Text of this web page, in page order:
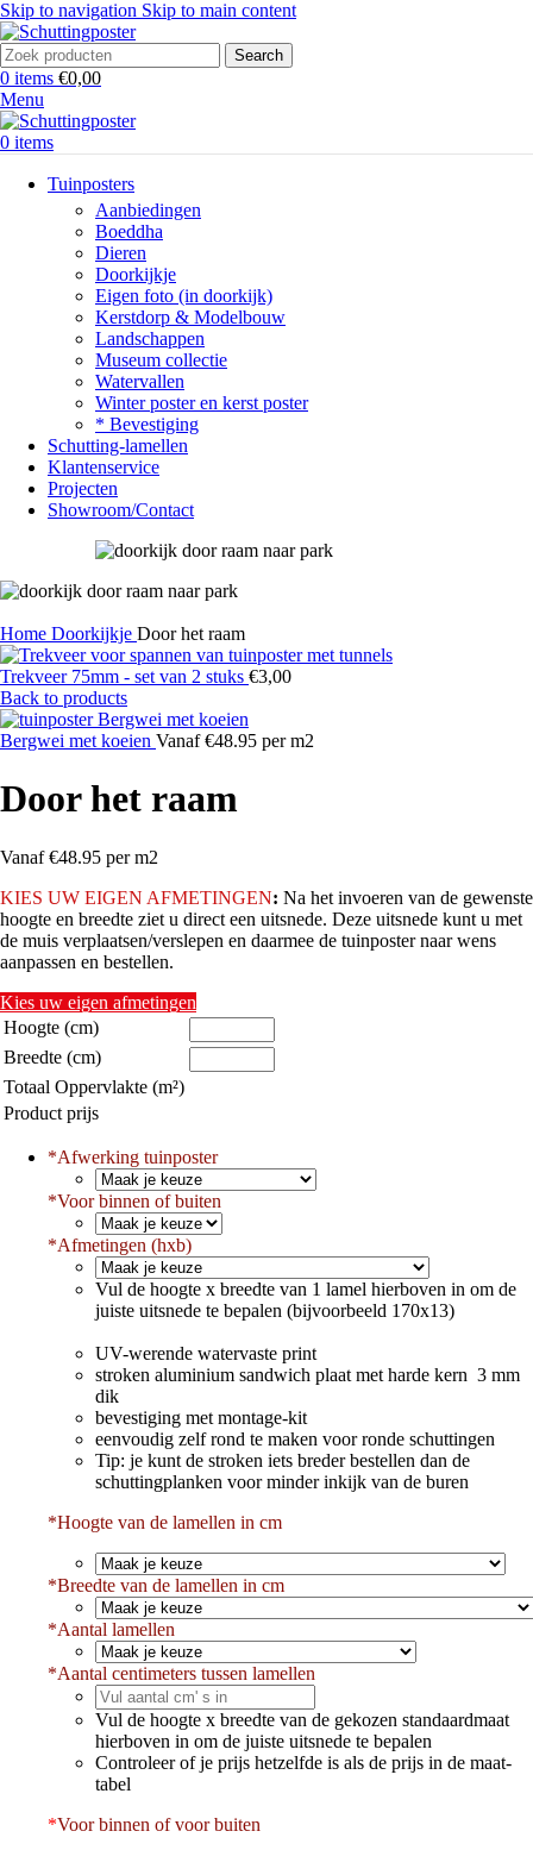
Skip to navigation Skip to main content
Search
0 items €0,00
Menu
0 items
Tuinposters
Aanbiedingen
Boeddha
Dieren
Doorkijkje
Eigen foto (in doorkijk)
Kerstdorp & Modelbouw
Landschappen
Museum collectie
Watervallen
Winter poster en kerst poster
* Bevestiging
Schutting-lamellen
Klantenservice
Projecten
Showroom/Contact
Home Doorkijkje Door het raam
Trekveer 75mm - set van 2 stuks €3,00
Back to products
Bergwei met koeien Vanaf €48.95 per m2
Door het raam
Vanaf €48.95 per m2
KIES UW EIGEN AFMETINGEN: Na het invoeren van de gewenste
hoogte en breedte ziet u direct een uitsnede. Deze uitsnede kunt u met
de muis verplaatsen/verslepen en daarmee de tuinposter naar wens
aanpassen en bestellen.
Kies uw eigen afmetingen
Hoogte (cm)
Breedte (cm)
Totaal Oppervlakte (m²)
Product prijs
*Afwerking tuinposter
*Voor binnen of buiten
*Afmetingen (hxb)
Vul de hoogte x breedte van 1 lamel hierboven in om de
juiste uitsnede te bepalen (bijvoorbeeld 170x13)
UV-werende watervaste print
stroken aluminium sandwich plaat met harde kern 3 mm
dik
bevestiging met montage-kit
eenvoudig zelf rond te maken voor ronde schuttingen
Tip: je kunt de stroken iets breder bestellen dan de
schuttingplanken voor minder inkijk van de buren
*Hoogte van de lamellen in cm
*Breedte van de lamellen in cm
*Aantal lamellen
*Aantal centimeters tussen lamellen
Vul de hoogte x breedte van de gekozen standaardmaat
hierboven in om de juiste uitsnede te bepalen
Controleer of je prijs hetzelfde is als de prijs in de maat-
tabel
*Voor binnen of voor buiten